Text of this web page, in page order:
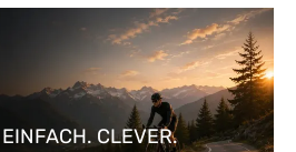
CLEVER.